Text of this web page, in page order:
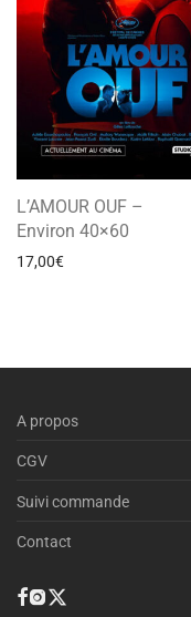
L’AMOUR OUF –
Environ 40×60
17,00€
A propos
CGV
Suivi commande
Contact